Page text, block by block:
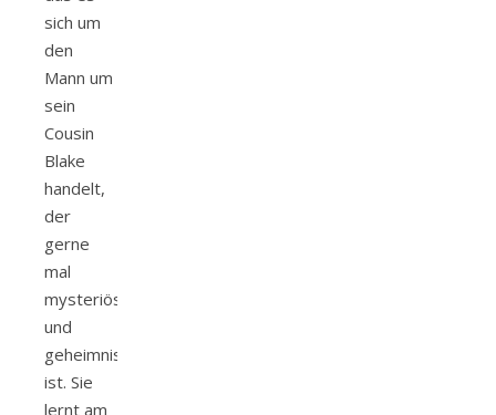
sich um
den
Mann um
sein
Cousin
Blake
handelt,
der
gerne
mal
mysteriös
und
geheimnisvoll
ist. Sie
lernt am